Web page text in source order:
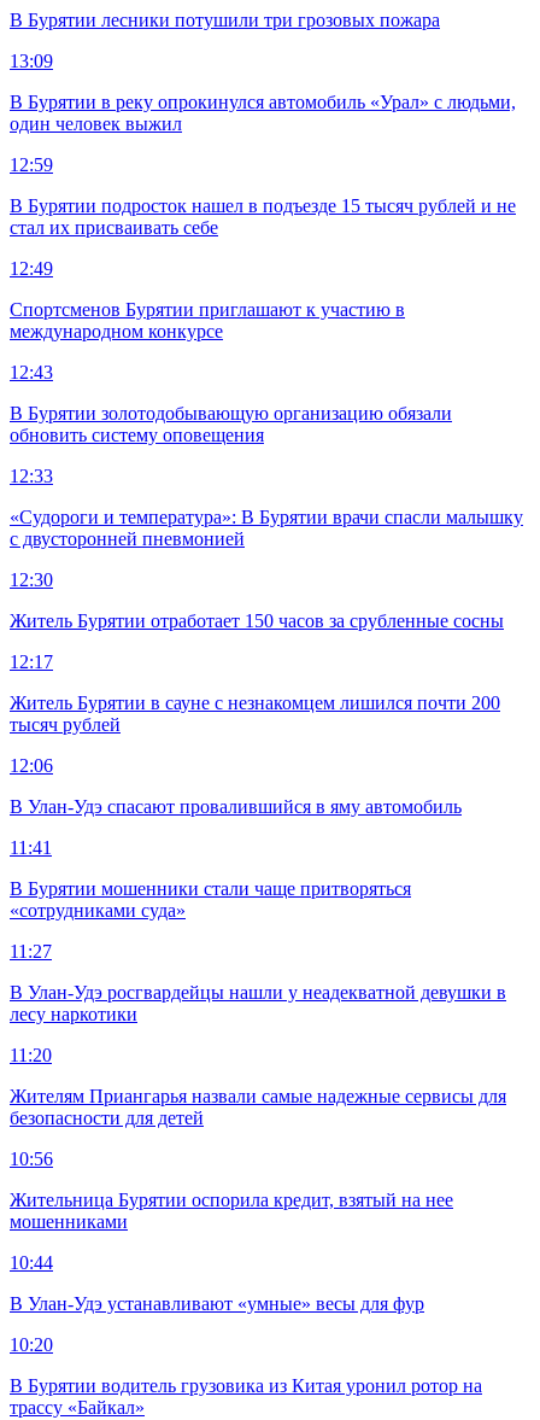
В Бурятии лесники потушили три грозовых пожара
13:09
В Бурятии в реку опрокинулся автомобиль «Урал» с людьми,
один человек выжил
12:59
В Бурятии подросток нашел в подъезде 15 тысяч рублей и не
стал их присваивать себе
12:49
Спортсменов Бурятии приглашают к участию в
международном конкурсе
12:43
В Бурятии золотодобывающую организацию обязали
обновить систему оповещения
12:33
«Судороги и температура»: В Бурятии врачи спасли малышку
с двусторонней пневмонией
12:30
Житель Бурятии отработает 150 часов за срубленные сосны
12:17
Житель Бурятии в сауне с незнакомцем лишился почти 200
тысяч рублей
12:06
В Улан-Удэ спасают провалившийся в яму автомобиль
11:41
В Бурятии мошенники стали чаще притворяться
«сотрудниками суда»
11:27
В Улан-Удэ росгвардейцы нашли у неадекватной девушки в
лесу наркотики
11:20
Жителям Приангарья назвали самые надежные сервисы для
безопасности для детей
10:56
Жительница Бурятии оспорила кредит, взятый на нее
мошенниками
10:44
В Улан-Удэ устанавливают «умные» весы для фур
10:20
В Бурятии водитель грузовика из Китая уронил ротор на
трассу «Байкал»